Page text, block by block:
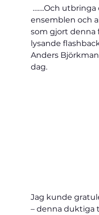
…….Och utbringa
ensemblen och
som gjort denna
lysande
Anders
dag.
Jag kunde
– denna duktiga